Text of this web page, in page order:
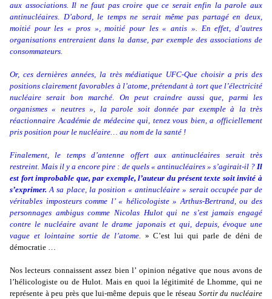
aux associations. Il ne faut pas croire que ce serait enfin la parole aux
antinucléaires. D’abord, le temps ne serait même pas partagé en deux,
moitié pour les « pros », moitié pour les « antis ». En effet, d’autres
organisations entreraient dans la danse, par exemple des associations de
consommateurs.
Or, ces dernières années, la très médiatique UFC-Que choisir a pris des
positions clairement favorables à l’atome, prétendant à tort que l’électricité
nucléaire serait bon marché. On peut craindre aussi que, parmi les
organismes « neutres », la parole soit donnée par exemple à la très
réactionnaire Académie de médecine qui, tenez vous bien, a officiellement
pris position pour le nucléaire… au nom de la santé !
Finalement, le temps d’antenne offert aux antinucléaires serait très
restreint. Mais il y a encore pire : de quels « antinucléaires » s’agirait-il ? Il
est fort improbable que, par exemple, l’auteur du présent texte soit invité à
s’exprimer. A sa place, la position « antinucléaire » serait occupée par de
véritables imposteurs comme l’ « hélicologiste » Arthus-Bertrand, ou des
personnages ambigus comme Nicolas Hulot qui ne s’est jamais engagé
contre le nucléaire avant le drame japonais et qui, depuis, évoque une
vague et lointaine sortie de l’atome. » C’est lui qui parle de déni de
démocratie …
Nos lecteurs connaissent assez bien l’ opinion négative que nous avons de
l’hélicologiste ou de Hulot. Mais en quoi la légitimité de Lhomme, qui ne
représente à peu près que lui-même depuis que le réseau Sortir du nucléaire